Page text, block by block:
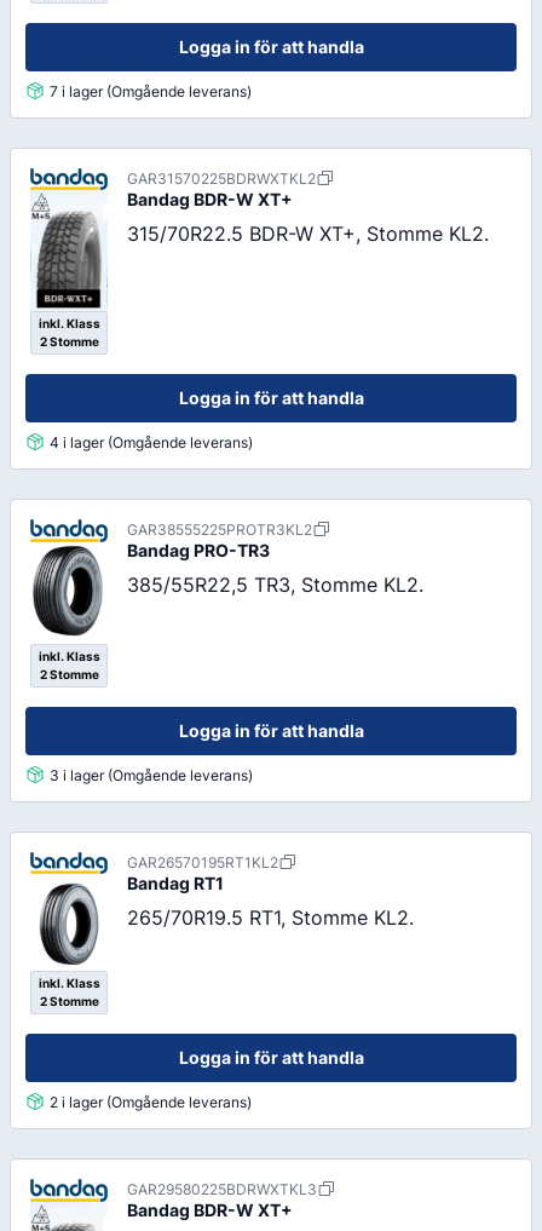
Logga in för att handla
7 i lager (Omgående leverans)
inkl. Klass
2 Stomme
GAR31570225BDRWXTKL2
Bandag BDR-W XT+
315/70R22.5 BDR-W XT+, Stomme KL2.
Logga in för att handla
4 i lager (Omgående leverans)
inkl. Klass
2 Stomme
GAR38555225PROTR3KL2
Bandag PRO-TR3
385/55R22,5 TR3, Stomme KL2.
Logga in för att handla
3 i lager (Omgående leverans)
inkl. Klass
2 Stomme
GAR26570195RT1KL2
Bandag RT1
265/70R19.5 RT1, Stomme KL2.
Logga in för att handla
2 i lager (Omgående leverans)
GAR29580225BDRWXTKL3
Bandag BDR-W XT+